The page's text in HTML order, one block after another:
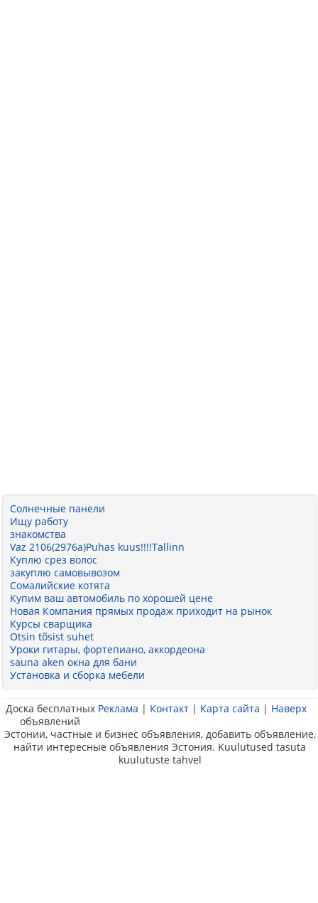
Солнечные панели
Ищу работу
знакомства
Vaz 2106(2976a)Puhas kuus!!!!Tallinn
Куплю срез волос
закуплю самовывозом
Сомалийские котята
Купим ваш автомобиль по хорошей цене
Новая Компания прямых продаж приходит на рынок
Курсы сварщика
Otsin tõsist suhet
Уроки гитары, фортепиано, аккордеона
sauna aken окна для бани
Установка и сборка мебели
Реклама | Контакт | Карта сайта | Наверх
Доска бесплатных
объявлений
Эстонии, частные и бизнес объявления, добавить объявление,
найти интересные объявления Эстония. Kuulutused tasuta
kuulutuste tahvel